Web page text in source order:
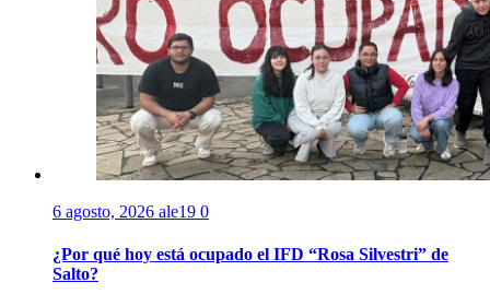
6 agosto, 2026 ale19 0
¿Por qué hoy está ocupado el IFD “Rosa Silvestri” de
Salto?